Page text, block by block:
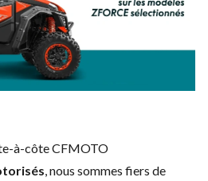
à-côte CFMOTO
, nous sommes fiers de